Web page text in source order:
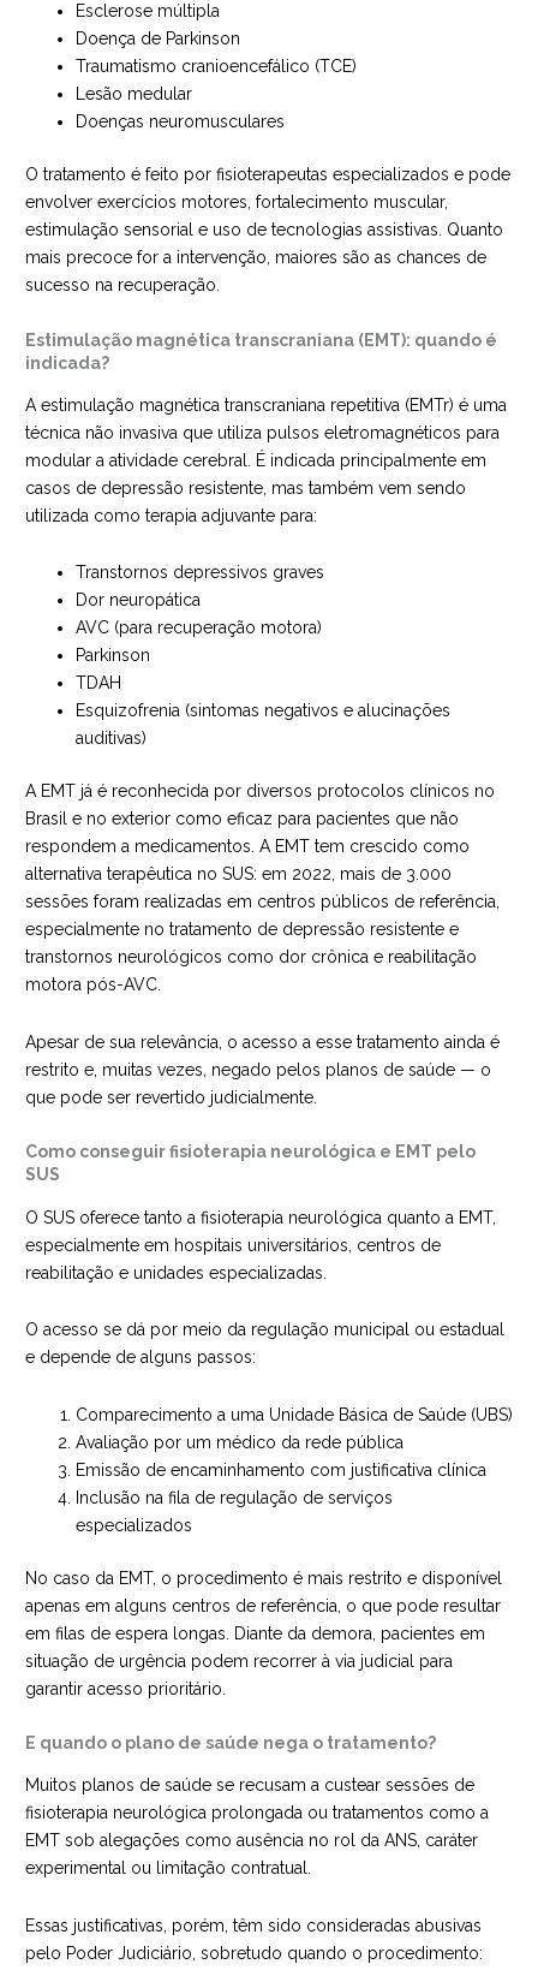
Esclerose múltipla
Doença de Parkinson
Traumatismo cranioencefálico (TCE)
Lesão medular
Doenças neuromusculares
O tratamento é feito por fisioterapeutas especializados e pode
envolver exercícios motores, fortalecimento muscular,
estimulação sensorial e uso de tecnologias assistivas. Quanto
mais precoce for a intervenção, maiores são as chances de
sucesso na recuperação.
Estimulação magnética transcraniana (EMT): quando é
indicada?
A estimulação magnética transcraniana repetitiva (EMTr) é uma
técnica não invasiva que utiliza pulsos eletromagnéticos para
modular a atividade cerebral. É indicada principalmente em
casos de depressão resistente, mas também vem sendo
utilizada como terapia adjuvante para:
Transtornos depressivos graves
Dor neuropática
AVC (para recuperação motora)
Parkinson
TDAH
Esquizofrenia (sintomas negativos e alucinações
auditivas)
A EMT já é reconhecida por diversos protocolos clínicos no
Brasil e no exterior como eficaz para pacientes que não
respondem a medicamentos. A EMT tem crescido como
alternativa terapêutica no SUS: em 2022, mais de 3.000
sessões foram realizadas em centros públicos de referência,
especialmente no tratamento de depressão resistente e
transtornos neurológicos como dor crônica e reabilitação
motora pós-AVC.
Apesar de sua relevância, o acesso a esse tratamento ainda é
restrito e, muitas vezes, negado pelos planos de saúde — o
que pode ser revertido judicialmente.
Como conseguir fisioterapia neurológica e EMT pelo
SUS
O SUS oferece tanto a fisioterapia neurológica quanto a EMT,
especialmente em hospitais universitários, centros de
reabilitação e unidades especializadas.
O acesso se dá por meio da regulação municipal ou estadual
e depende de alguns passos:
Comparecimento a uma Unidade Básica de Saúde (UBS)
Avaliação por um médico da rede pública
Emissão de encaminhamento com justificativa clínica
Inclusão na fila de regulação de serviços
especializados
No caso da EMT, o procedimento é mais restrito e disponível
apenas em alguns centros de referência, o que pode resultar
em filas de espera longas. Diante da demora, pacientes em
situação de urgência podem recorrer à via judicial para
garantir acesso prioritário.
E quando o plano de saúde nega o tratamento?
Muitos planos de saúde se recusam a custear sessões de
fisioterapia neurológica prolongada ou tratamentos como a
EMT sob alegações como ausência no rol da ANS, caráter
experimental ou limitação contratual.
Essas justificativas, porém, têm sido consideradas abusivas
pelo Poder Judiciário, sobretudo quando o procedimento: